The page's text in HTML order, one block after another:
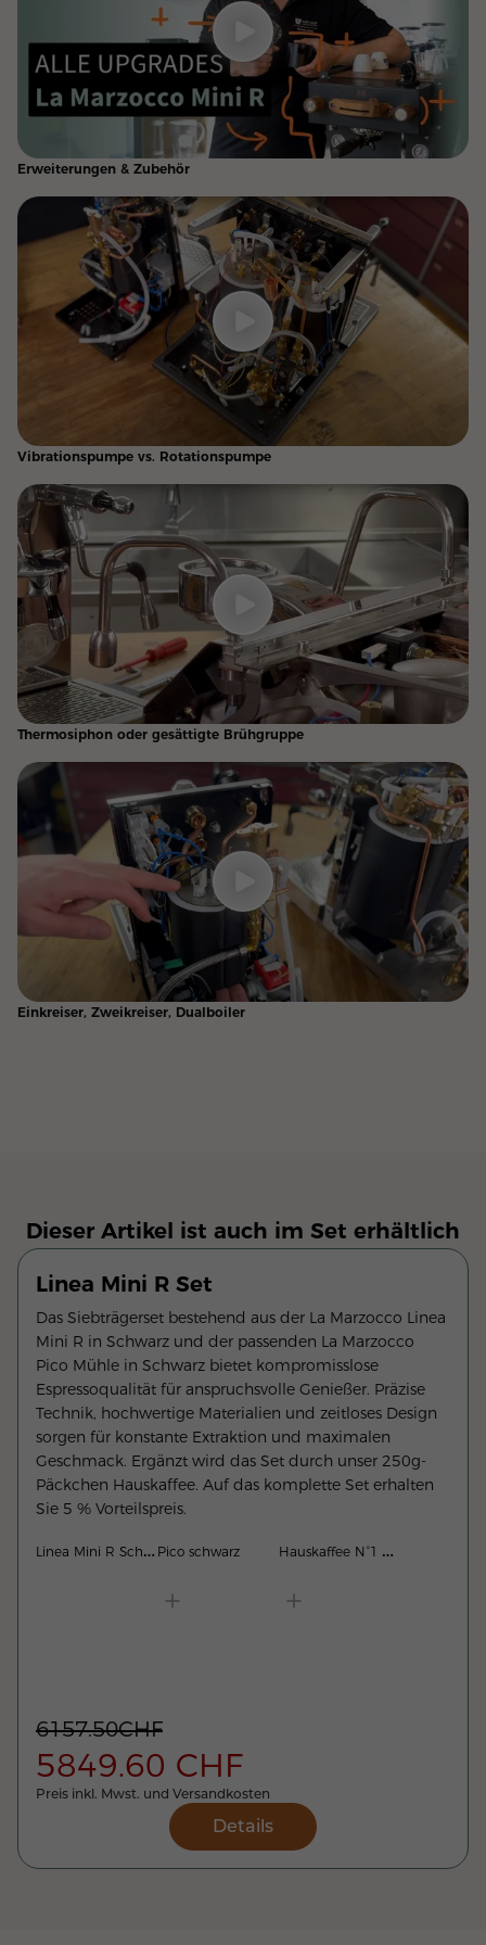
Erweiterungen & Zubehör
Vibrationspumpe vs. Rotationspumpe
Thermosiphon oder gesättigte Brühgruppe
Einkreiser, Zweikreiser, Dualboiler
Dieser Artikel ist auch im Set erhältlich
Linea Mini R Set
Das Siebträgerset bestehend aus der La Marzocco Linea
Mini R in Schwarz und der passenden La Marzocco
Pico Mühle in Schwarz bietet kompromisslose
Espressoqualität für anspruchsvolle Genießer. Präzise
Technik, hochwertige Materialien und zeitloses Design
sorgen für konstante Extraktion und maximalen
Geschmack. Ergänzt wird das Set durch unser 250g-
Päckchen Hauskaffee. Auf das komplette Set erhalten
Sie 5 % Vorteilspreis.
L
inea Mini R Schwarz Pico schwarz H
auskaffee N°1 250g
6157.50CHF
5849.60 CHF
Preis inkl. Mwst. und Versandkosten
Details